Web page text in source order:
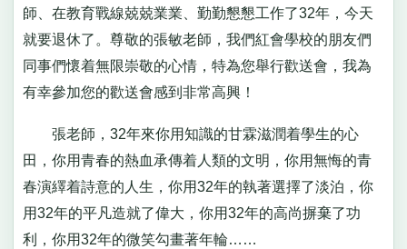
師、在教育戰線兢兢業業、勤勤懇懇工作了32年，今天
就要退休了。尊敬的張敏老師，我們紅會學校的朋友們
同事們懷着無限崇敬的心情，特為您舉行歡送會，我為
有幸參加您的歡送會感到非常高興！
張老師，32年來你用知識的甘霖滋潤着學生的心
田，你用青春的熱血承傳着人類的文明，你用無悔的青
春演繹着詩意的人生，你用32年的執著選擇了淡泊，你
用32年的平凡造就了偉大，你用32年的高尚摒棄了功
利，你用32年的微笑勾畫著年輪……